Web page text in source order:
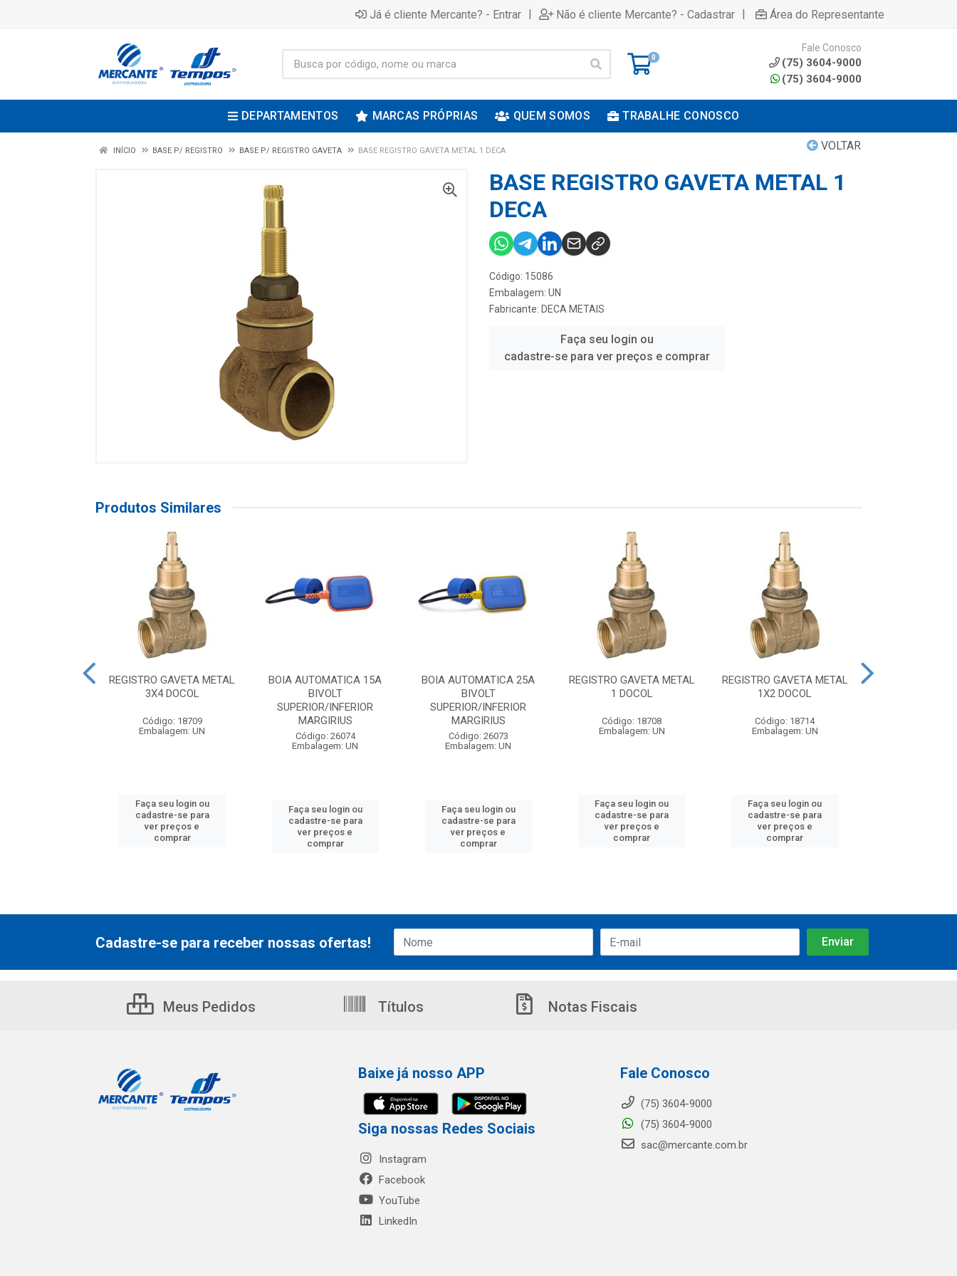
Já é cliente Mercante? - Entrar | Não é cliente Mercante? - Cadastrar | Área do Representante
0
Fale Conosco
(75) 3604-9000
(75) 3604-9000
DEPARTAMENTOS MARCAS PRÓPRIAS QUEM SOMOS TRABALHE CONOSCO
VOLTAR
INÍCIO BASE P/ REGISTRO BASE P/ REGISTRO GAVETA BASE REGISTRO GAVETA METAL 1 DECA
BASE REGISTRO GAVETA METAL 1
DECA
Código: 15086
Embalagem: UN
Fabricante: DECA METAIS
Faça seu login ou
cadastre-se para ver preços e comprar
Produtos Similares
REGISTRO GAVETA METAL
3X4 DOCOL
Código: 18709
Embalagem: UN
Faça seu login ou
cadastre-se para
ver preços e
comprar
BOIA AUTOMATICA 15A
BIVOLT
SUPERIOR/INFERIOR
MARGIRIUS
Código: 26074
Embalagem: UN
Faça seu login ou
cadastre-se para
ver preços e
comprar
BOIA AUTOMATICA 25A
BIVOLT
SUPERIOR/INFERIOR
MARGIRIUS
Código: 26073
Embalagem: UN
Faça seu login ou
cadastre-se para
ver preços e
comprar
REGISTRO GAVETA METAL
1 DOCOL
Código: 18708
Embalagem: UN
Faça seu login ou
cadastre-se para
ver preços e
comprar
REGISTRO GAVETA METAL
1X2 DOCOL
Código: 18714
Embalagem: UN
Faça seu login ou
cadastre-se para
ver preços e
comprar
Cadastre-se para receber nossas ofertas!
Meus Pedidos Títulos Notas Fiscais
Baixe já nosso APP
Siga nossas Redes Sociais
Instagram
Facebook
YouTube
LinkedIn
Fale Conosco
(75) 3604-9000
(75) 3604-9000
sac@mercante.com.br